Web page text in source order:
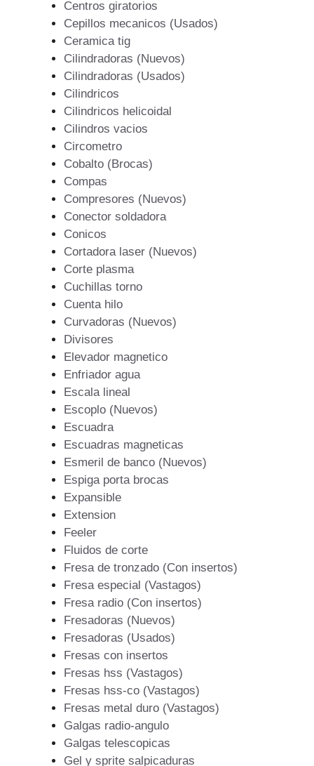
Centros giratorios
Cepillos mecanicos (Usados)
Ceramica tig
Cilindradoras (Nuevos)
Cilindradoras (Usados)
Cilindricos
Cilindricos helicoidal
Cilindros vacios
Circometro
Cobalto (Brocas)
Compas
Compresores (Nuevos)
Conector soldadora
Conicos
Cortadora laser (Nuevos)
Corte plasma
Cuchillas torno
Cuenta hilo
Curvadoras (Nuevos)
Divisores
Elevador magnetico
Enfriador agua
Escala lineal
Escoplo (Nuevos)
Escuadra
Escuadras magneticas
Esmeril de banco (Nuevos)
Espiga porta brocas
Expansible
Extension
Feeler
Fluidos de corte
Fresa de tronzado (Con insertos)
Fresa especial (Vastagos)
Fresa radio (Con insertos)
Fresadoras (Nuevos)
Fresadoras (Usados)
Fresas con insertos
Fresas hss (Vastagos)
Fresas hss-co (Vastagos)
Fresas metal duro (Vastagos)
Galgas radio-angulo
Galgas telescopicas
Gel y sprite salpicaduras